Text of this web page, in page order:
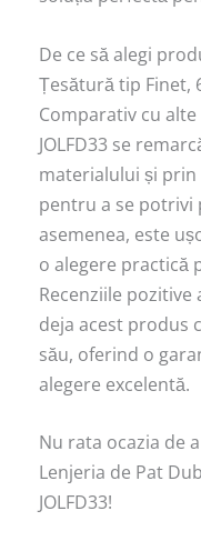
De ce să alegi
Țesătură tip Finet,
Comparativ cu
JOLFD33 se
materialului și
pentru a se potrivi
asemenea, este
o alegere practică
Recenziile
deja acest produs
său, oferind o
alegere excelentă.
Nu rata ocazia de
Lenjeria de Pat
JOLFD33!